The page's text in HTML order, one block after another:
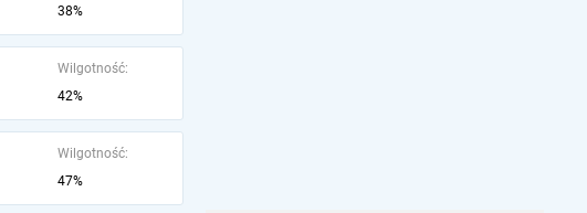
38%
Wilgotność:
42%
Wilgotność:
47%